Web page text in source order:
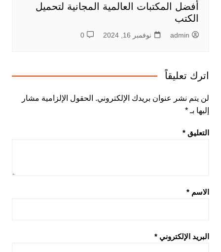
أفضل المكتبات العالمية المجانية لتحميل
الكتب
admin نوفمبر 16, 2024 0
اترك تعليقاً
لن يتم نشر عنوان بريدك الإلكتروني. الحقول الإلزامية مشار
إليها بـ *
التعليق *
الاسم *
البريد الإلكتروني *